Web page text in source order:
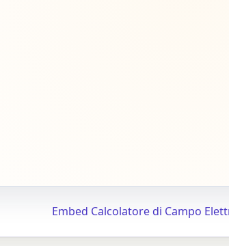
Embed Calcolatore di Campo